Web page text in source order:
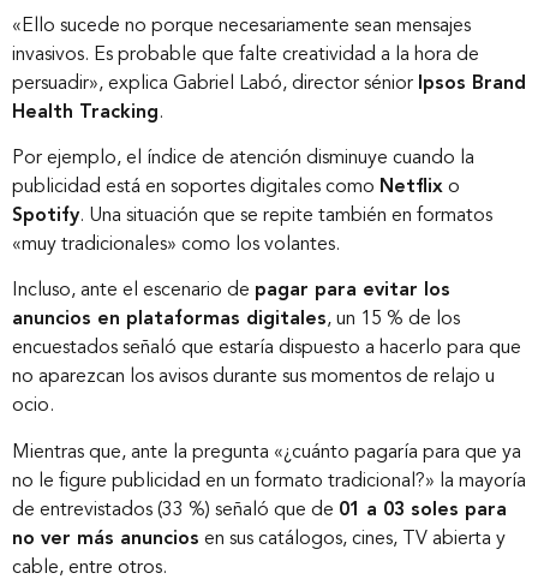
«Ello sucede no porque necesariamente sean mensajes
invasivos. Es probable que falte creatividad a la hora de
persuadir», explica Gabriel Labó, director sénior Ipsos Brand
Health Tracking.
Por ejemplo, el índice de atención disminuye cuando la
publicidad está en soportes digitales como Netflix o
Spotify. Una situación que se repite también en formatos
«muy tradicionales» como los volantes.
Incluso, ante el escenario de pagar para evitar los
anuncios en plataformas digitales, un 15 % de los
encuestados señaló que estaría dispuesto a hacerlo para que
no aparezcan los avisos durante sus momentos de relajo u
ocio.
Mientras que, ante la pregunta «¿cuánto pagaría para que ya
no le figure publicidad en un formato tradicional?» la mayoría
de entrevistados (33 %) señaló que de 01 a 03 soles para
no ver más anuncios en sus catálogos, cines, TV abierta y
cable, entre otros.